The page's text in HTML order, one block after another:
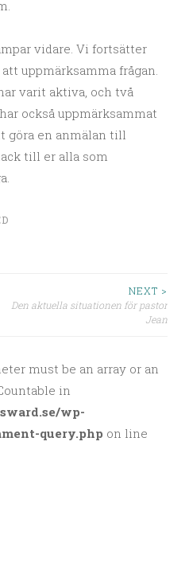
vidare. Vi fortsätter
uppmärksamma frågan.
varit aktiva, och två
också uppmärksammat
göra en anmälan till
till er alla som
NEXT >
Den aktuella situationen för pastor
Jean
must be an array or an
in
wp-
query.php on line